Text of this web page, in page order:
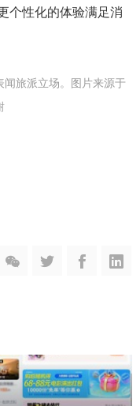
个性化的体验满足消
闻旅派立场。图片来源于